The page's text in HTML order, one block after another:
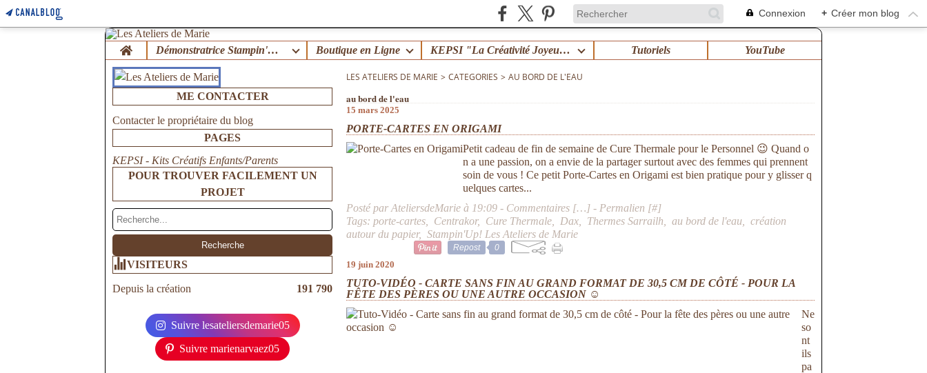
Connexion + Créer mon blog
Home Démonstratrice Stampin'Up ! Boutique en Ligne KEPSI "La Créativité Joyeuse en Famille" ! Tutoriels YouTube
ME CONTACTER
Contacter le propriétaire du blog
PAGES
KEPSI - Kits Créatifs Enfants/Parents
POUR TROUVER FACILEMENT UN
PROJET
VISITEURS
Depuis la création 191 790
Suivre lesateliersdemarie05
Suivre marienarvaez05
LES ATELIERS DE MARIE > CATEGORIES > AU BORD DE L'EAU
au bord de l'eau
15 mars 2025
PORTE-CARTES EN ORIGAMI
Petit cadeau de fin de semaine de Cure Thermale pour le Personnel 😉 Quand o
n a une passion, on a envie de la partager surtout avec des femmes qui prennent
soin de vous ! Ce petit Porte-Cartes en Origami est bien pratique pour y glisser q
uelques cartes...
Posté par AteliersdeMarie à 19:09 - Commentaires […] - Permalien [#]
Tags: porte-cartes Centrakor, Cure Thermale Dax Thermes Sarrailh ,au bord de l'eau ,création
autour du papier,Stampin'Up! Les Ateliers de Marie
Repost 0
19 juin 2020
TUTO-VIDÉO - CARTE SANS FIN AU GRAND FORMAT DE 30,5 CM DE CÔTÉ - POUR LA
FÊTE DES PÈRES OU UNE AUTRE OCCASION ☺
Ne
so
nt
ils
pa